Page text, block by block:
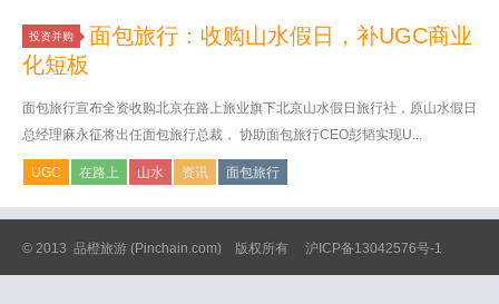
投资并购
面包旅行：收购山水假日，补UGC商业
化短板
面包旅行宣布全资收购北京在路上旅业旗下北京山水假日旅行社，原山水假日
总经理麻永征将出任面包旅行总裁， 协助面包旅行CEO彭韬实现U...
UGC 在路上 山水 资讯 面包旅行
© 2013 品橙旅游 (Pinchain.com) 版权所有 沪ICP备13042576号-1